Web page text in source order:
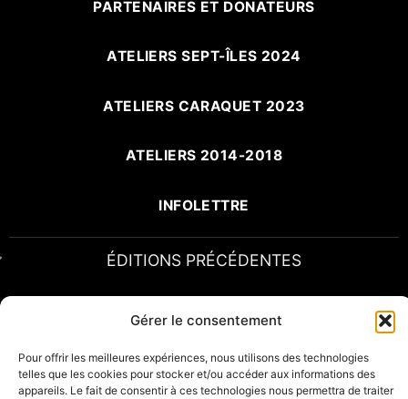
Gérer le consentement
Pour offrir les meilleures expériences, nous utilisons des technologies
telles que les cookies pour stocker et/ou accéder aux informations des
appareils. Le fait de consentir à ces technologies nous permettra de traiter
PARTENAIRES ET DONATEURS
ATELIERS SEPT-ÎLES 2024
ATELIERS CARAQUET 2023
ATELIERS 2014-2018
INFOLETTRE
ÉDITIONS PRÉCÉDENTES